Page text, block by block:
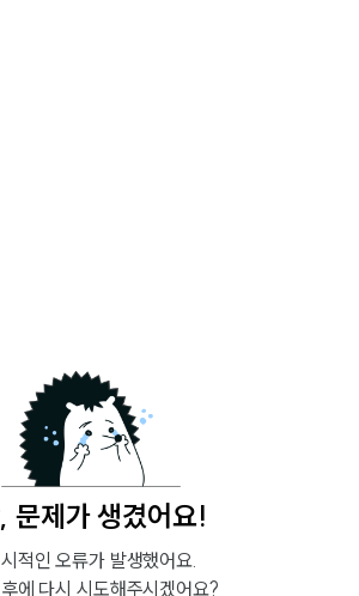
문제가 생겼어요!
적인 오류가 발생했어요.
에 다시 시도해주시겠어요?